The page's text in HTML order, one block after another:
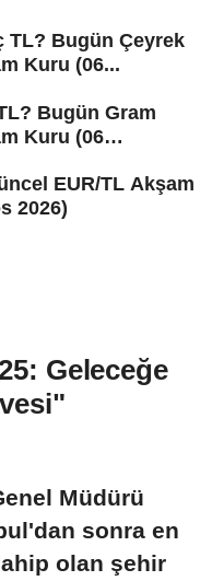
TL? Bugün Çeyrek
Kuru (06...
Bugün Gram
Kuru (06
EUR/TL Akşam
2026)
Geleceğe
Müdürü
sonra en
olan şehir